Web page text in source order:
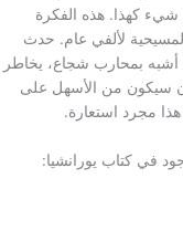
شيء كهذا. هذه الفكرة
لألفي عام. حدث
بمحارب شجاع، يخاطر
سيكون من الأسهل على
مجرد استعارة.
في كتاب يورانشيا: